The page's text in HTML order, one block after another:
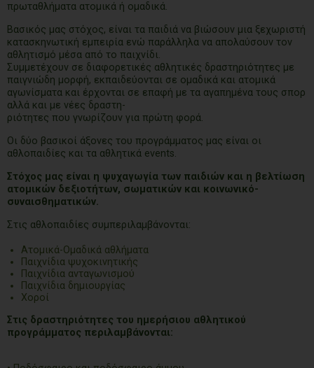
πρωταθλήματα ατομικά ή ομαδικά.
Βασικός μας στόχος, είναι τα παιδιά να βιώσουν μια ξεχωριστή
κατασκηνωτική εμπειρία ενώ παράλληλα να απολαύσουν τον
αθλητισμό μέσα από το παιχνίδι.
Συμμετέχουν σε διαφορετικές αθλητικές δραστηριότητες με
παιγνιώδη μορφή, εκπαιδεύονται σε ομαδικά και ατομικά
αγωνίσματα και έρχονται σε επαφή με τα αγαπημένα τους σπορ
αλλά και με νέες δραστη-
ριότητες που γνωρίζουν για πρώτη φορά.
Οι δύο βασικοί άξονες του προγράμματος μας είναι οι
αθλοπαιδίες και τα αθλητικά events.
Στόχος μας είναι η ψυχαγωγία των παιδιών και η βελτίωση
ατομικών δεξιοτήτων, σωματικών και κοινωνικό-
συναισθηματικών.
Στις αθλοπαιδίες συμπεριλαμβάνονται:
Ατομικά-Ομαδικά αθλήματα
Παιχνίδια ψυχοκινητικής
Παιχνίδια ανταγωνισμού
Παιχνίδια δημιουργίας
Χοροί
Στις δραστηριότητες του ημερήσιου αθλητικού
προγράμματος περιλαμβάνονται: